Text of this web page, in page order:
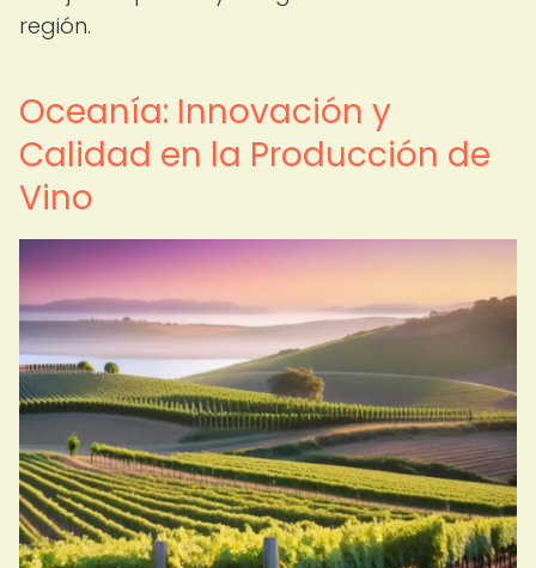
región.
Oceanía: Innovación y
Calidad en la Producción de
Vino